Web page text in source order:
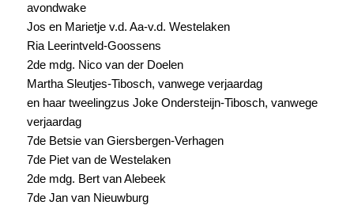
avondwake
Jos en Marietje v.d. Aa-v.d. Westelaken
Ria Leerintveld-Goossens
2de mdg. Nico van der Doelen
Martha Sleutjes-Tibosch, vanwege verjaardag
en haar tweelingzus Joke Ondersteijn-Tibosch, vanwege
verjaardag
7de Betsie van Giersbergen-Verhagen
7de Piet van de Westelaken
2de mdg. Bert van Alebeek
7de Jan van Nieuwburg